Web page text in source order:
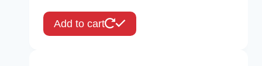
Add to cart